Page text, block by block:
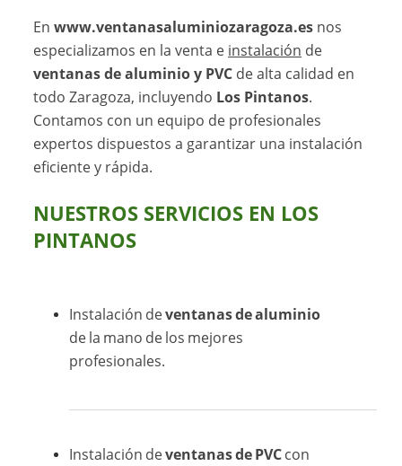
Enwww.ventanasaluminiozaragoza.es nos
especializamos en la venta e instalación de
ventanas de aluminio y PVC de alta calidad en
todo Zaragoza, incluyendo Los Pintanos.
Contamos con un equipo de profesionales
expertos dispuestos a garantizar una instalación
eficiente y rápida.
NUESTROS SERVICIOS EN LOS
PINTANOS
Instalación deventanas de aluminio
de la mano de los mejores
profesionales.
Instalación deventanas de PVCcon